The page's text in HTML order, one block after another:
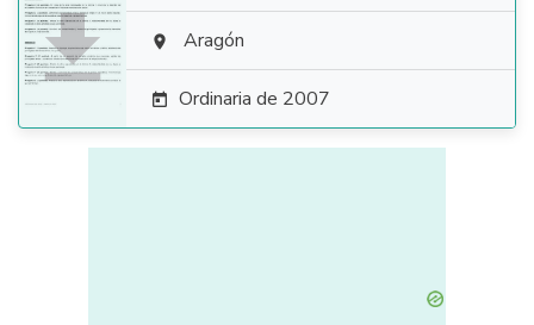
  Aragón
 Ordinaria de 2007